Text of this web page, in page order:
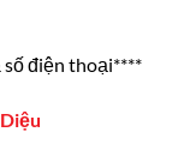
số điện thoại****